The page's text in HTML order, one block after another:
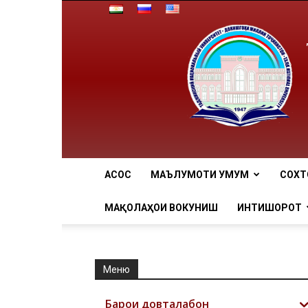
АCОСӢ МАЪЛУМОТИ УМУМӢ
МАҚОЛАҲОИ ВОКУНИШӢ ИНТИШОРОТ
Меню
Барои довталабон